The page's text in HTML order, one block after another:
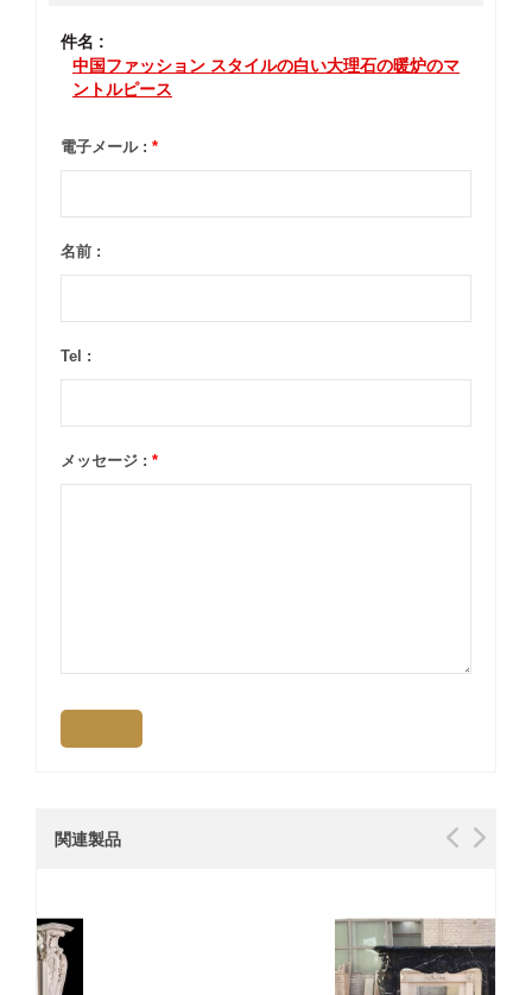
件名 :
中国ファッション スタイルの白い大理石の暖炉のマ
ントルピース
電子メール : *
名前 :
Tel :
メッセージ : *
関連製品